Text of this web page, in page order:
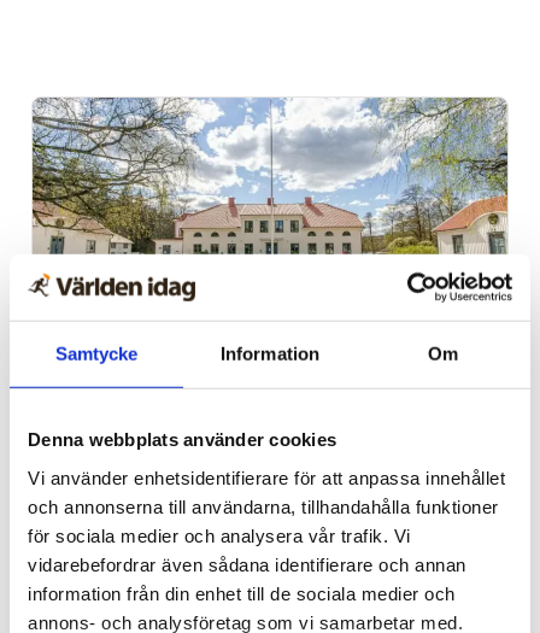
Samtycke Information Om
Denna webbplats använder cookies
Vi använder enhetsidentifierare för att anpassa innehållet
och annonserna till användarna, tillhandahålla funktioner
för sociala medier och analysera vår trafik. Vi
vidarebefordrar även sådana identifierare och annan
information från din enhet till de sociala medier och
annons- och analysföretag som vi samarbetar med.
Alingsås
Dags för Shalom över
Israels sommarkonferens